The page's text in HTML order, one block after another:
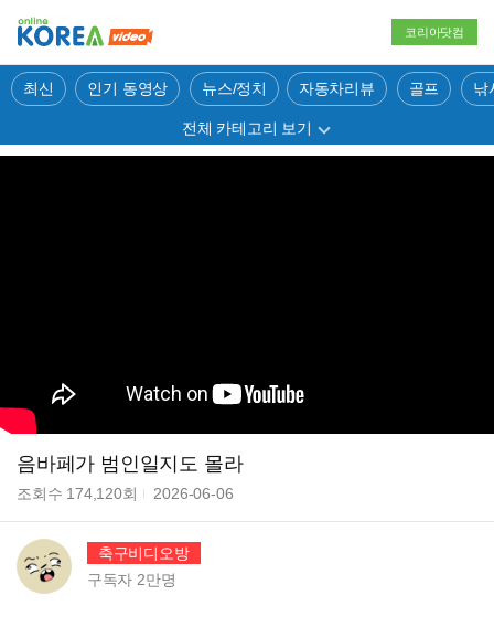
코리아닷컴
최신 인기 동영상 뉴스/정치 자동차리뷰 골프 낚
전체 카테고리 보기
음바페가 범인일지도 몰라
조회수 174,120회 2026-06-06
축구비디오방
구독자 2만명